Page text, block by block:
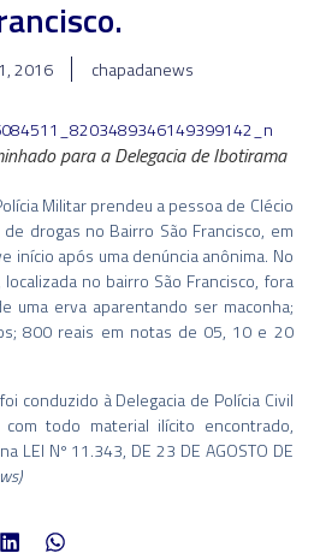
2016 chapadanews
para a Delegacia de Ibotirama
Militar prendeu a pessoa de Clécio
drogas no Bairro São Francisco, em
início após uma denúncia anônima. No
no bairro São Francisco, fora
uma erva aparentando ser maconha;
800 reais em notas de 05, 10 e 20
conduzido à Delegacia de Polícia Civil
todo material ilícito encontrado,
LEI Nº 11.343, DE 23 DE AGOSTO DE